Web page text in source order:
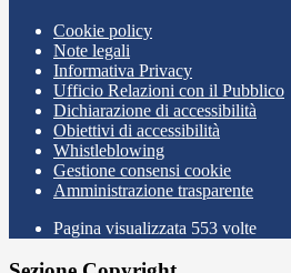
Cookie policy
Note legali
Informativa Privacy
Ufficio Relazioni con il Pubblico
Dichiarazione di accessibilità
Obiettivi di accessibilità
Whistleblowing
Gestione consensi cookie
Amministrazione trasparente
Pagina visualizzata 553 volte